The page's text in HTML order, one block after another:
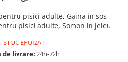
pisici adulte, Gaina in sos
pisici adulte, Somon in jeleu
STOC EPUIZAT
de livrare: 24h-72h